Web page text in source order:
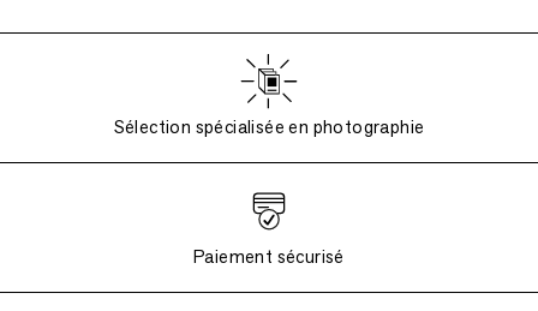
Sélection spécialisée en photographie
Paiement sécurisé